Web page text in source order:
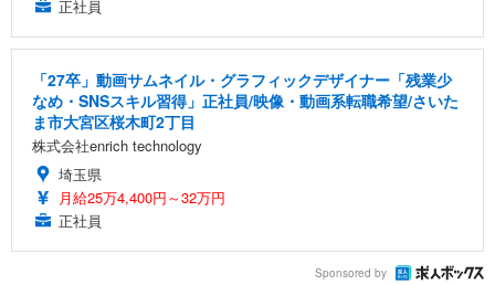
正社員
「27卒」動画サムネイル・グラフィックデザイナー「残業少
なめ・SNSスキル習得」正社員/映像・動画系転職希望/さいた
ま市大宮区桜木町2丁目
株式会社enrich technology
埼玉県
月給25万4,400円～32万円
正社員
Sponsored by